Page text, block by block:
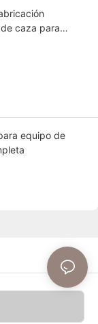
caza para
equipo de